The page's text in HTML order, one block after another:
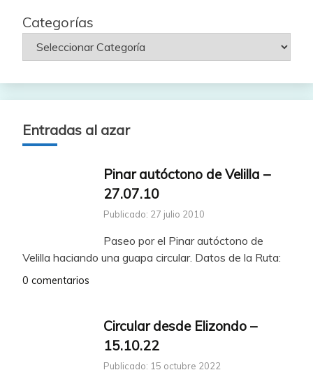
Categorías
Entradas al azar
Pinar autóctono de Velilla –
27.07.10
Publicado: 27 julio 2010
Paseo por el Pinar autóctono de
Velilla haciando una guapa circular. Datos de la Ruta:
0 comentarios
Circular desde Elizondo –
15.10.22
Publicado: 15 octubre 2022